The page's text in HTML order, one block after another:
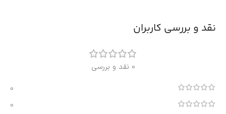
نقد و بررسی کاربران
0 نقد و بررسی
0
0